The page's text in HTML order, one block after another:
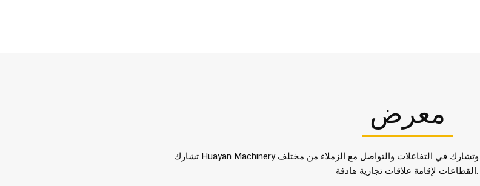
معرض
تشارك Huayan Machinery في سلسلة من المعارض الصناعية كل عام، وتشارك في التفاعلات والتواصل مع الزملاء من مختلف
القطاعات لإقامة علاقات تجارية هادفة.